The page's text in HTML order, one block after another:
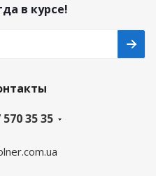
в курсе!
570 35 35